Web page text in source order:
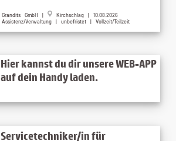
Grandits GmbH | Kirchschlag | 10.08.2026
Assistenz/Verwaltung | unbefristet | Vollzeit/Teilzeit
Hier kannst du dir unsere WEB-APP
auf dein Handy laden.
Servicetechniker/in für